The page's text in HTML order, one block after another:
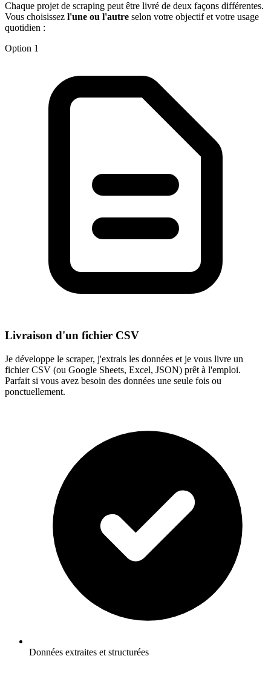
Chaque projet de scraping peut être livré de deux façons différentes.
Vous choisissez l'une ou l'autre selon votre objectif et votre usage
quotidien :
Option 1
Livraison d'un fichier CSV
Je développe le scraper, j'extrais les données et je vous livre un
fichier CSV (ou Google Sheets, Excel, JSON) prêt à l'emploi.
Parfait si vous avez besoin des données une seule fois ou
ponctuellement.
Données extraites et structurées